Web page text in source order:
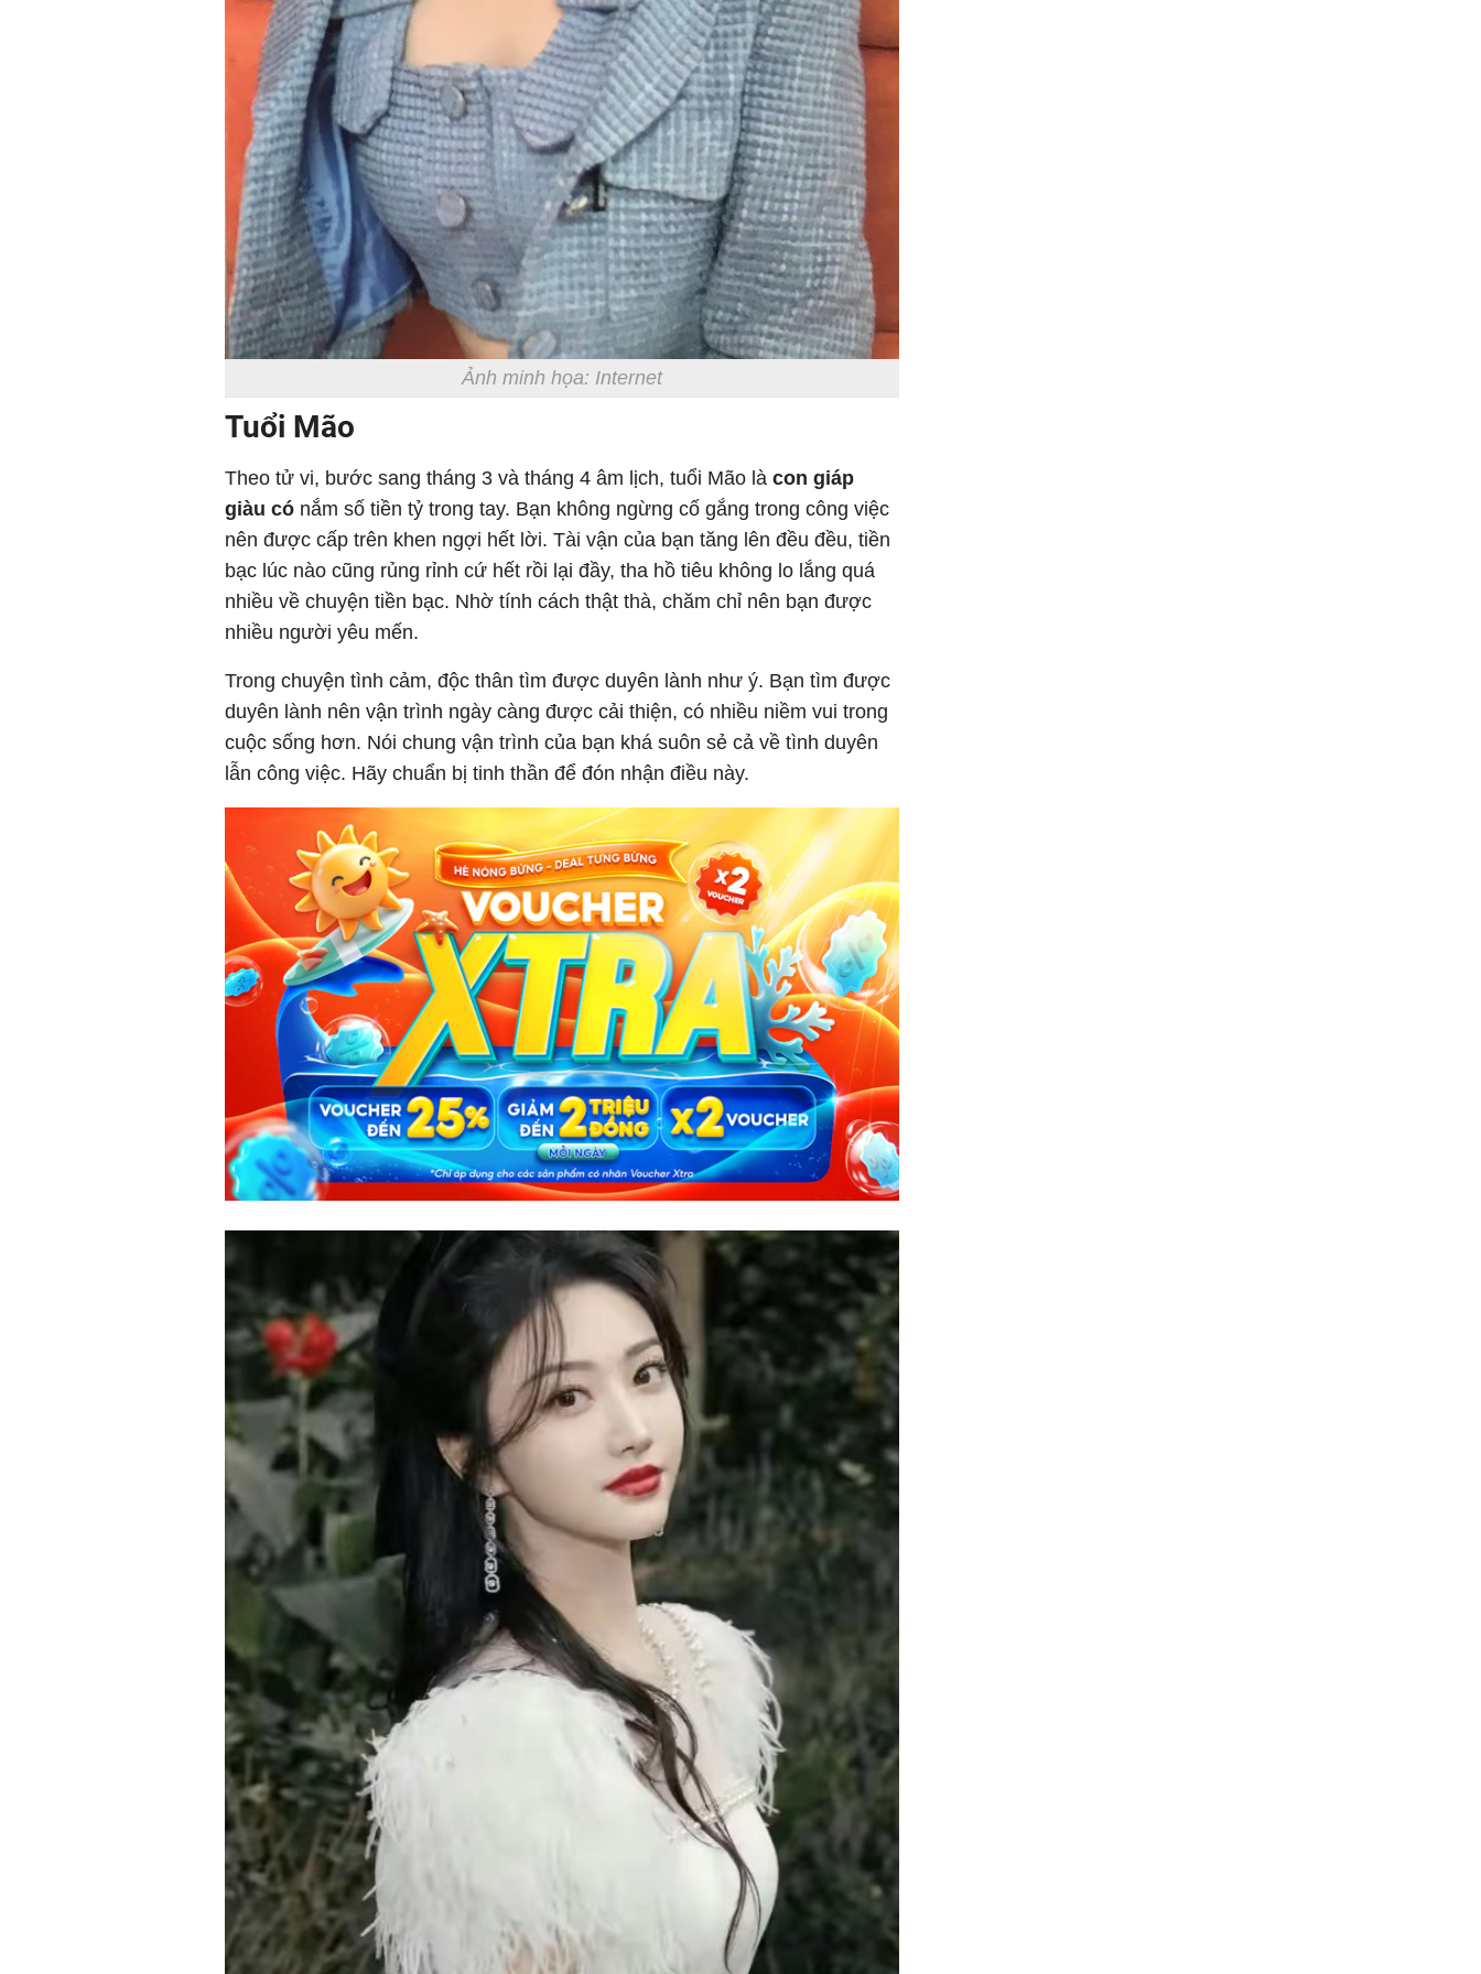
Ảnh minh họa: Internet
Tuổi Mão
Theo tử vi, bước sang tháng 3 và tháng 4 âm lịch, tuổi Mão là con giáp
giàu có nắm số tiền tỷ trong tay. Bạn không ngừng cố gắng trong công việc
nên được cấp trên khen ngợi hết lời. Tài vận của bạn tăng lên đều đều, tiền
bạc lúc nào cũng rủng rỉnh cứ hết rồi lại đầy, tha hồ tiêu không lo lắng quá
nhiều về chuyện tiền bạc. Nhờ tính cách thật thà, chăm chỉ nên bạn được
nhiều người yêu mến.
Trong chuyện tình cảm, độc thân tìm được duyên lành như ý. Bạn tìm được
duyên lành nên vận trình ngày càng được cải thiện, có nhiều niềm vui trong
cuộc sống hơn. Nói chung vận trình của bạn khá suôn sẻ cả về tình duyên
lẫn công việc. Hãy chuẩn bị tinh thần để đón nhận điều này.